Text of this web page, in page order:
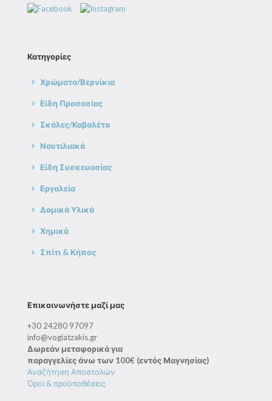
Κατηγορίες
Χρώματα/Βερνίκια
Είδη Προσασίας
Σκάλες/Καβαλέτα
Ναυτιλιακά
Είδη Συσκευασίας
Εργαλεία
Δομικά Υλικά
Χημικά
Σπίτι & Κήπος
Επικοινωνήστε μαζί μας
+30 24280 97097
info@vogiatzakis.gr
Δωρεάν μεταφορικά για
παραγγελίες άνω των 100€ (εντός Μαγνησίας)
Αναζήτηση Αποστολών
Όροι & προϋποθέσεις